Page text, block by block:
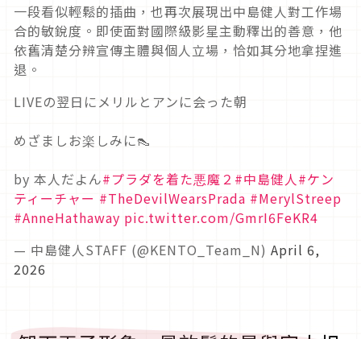
一段看似輕鬆的插曲，也再次展現出中島健人對工作場
合的敏銳度。即使面對國際級影星主動釋出的善意，他
依舊清楚分辨宣傳主體與個人立場，恰如其分地拿捏進
退。
LIVEの翌日にメリルとアンに会った朝
めざましお楽しみに👠
by 本人だよん#プラダを着た悪魔２ #中島健人 #ケン
ティーチャー #TheDevilWearsPrada #MerylStreep
#AnneHathaway pic.twitter.com/GmrI6FeKR4
— 中島健人STAFF (@KENTO_Team_N) April 6,
2026